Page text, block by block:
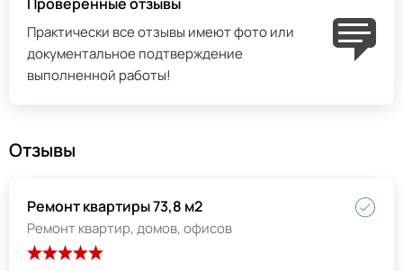
Практически все отзывы имеют фото или
документальное подтверждение
выполненной работы!
Отзывы
Ремонт квартиры 73,8 м2
Ремонт квартир, домов, офисов